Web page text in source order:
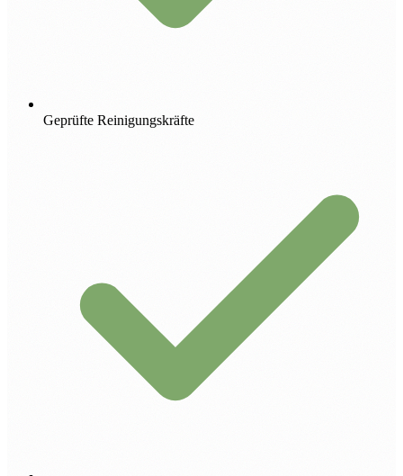
Geprüfte Reinigungskräfte